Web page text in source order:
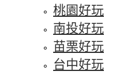
桃園好玩
南投好玩
苗栗好玩
台中好玩